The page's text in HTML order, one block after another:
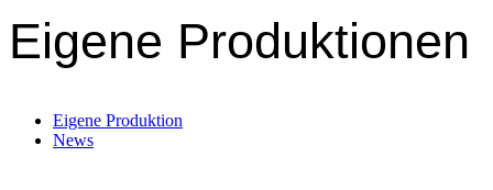
Eigene Produktionen
Eigene Produktion
News